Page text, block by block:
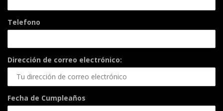
Telefono
Dirección de correo electrónico:
Fecha de Cumpleaños